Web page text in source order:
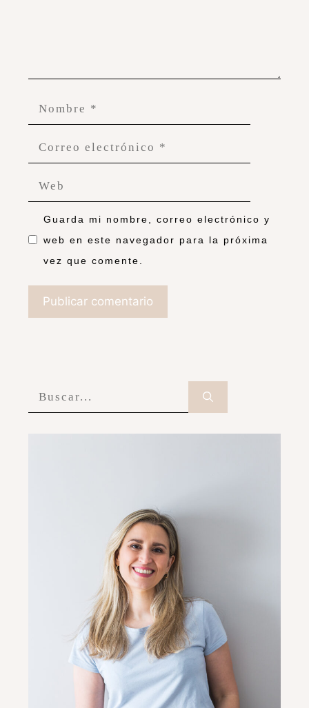
Guarda mi nombre, correo electrónico y
web en este navegador para la próxima
vez que comente.